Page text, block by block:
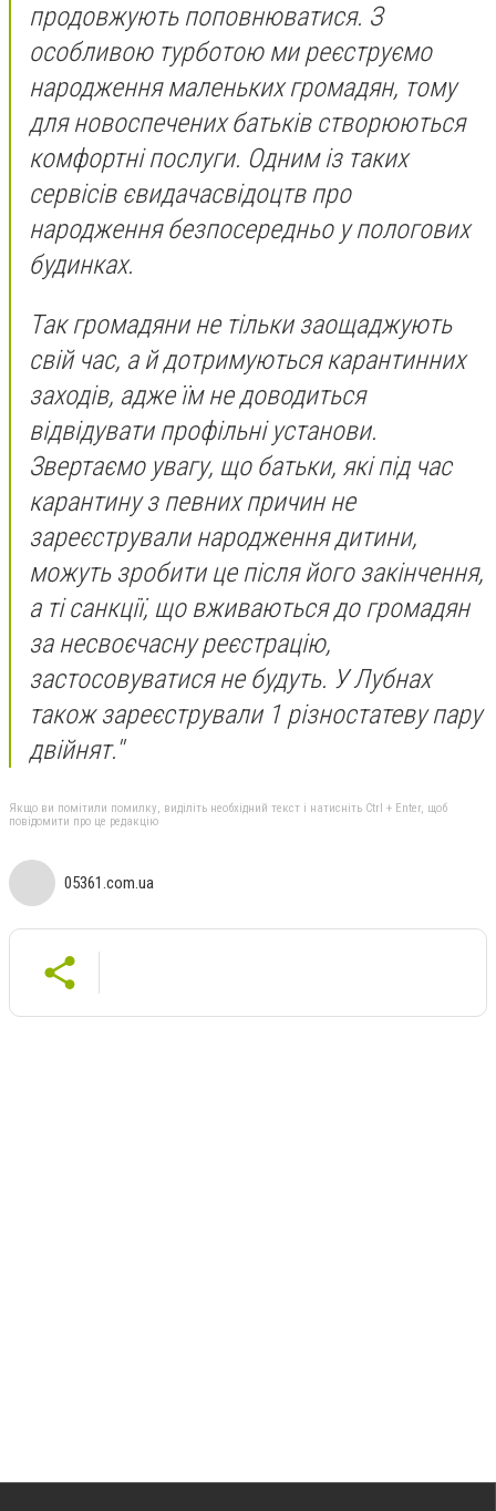
продовжують поповнюватися. З
особливою турботою ми реєструємо
народження маленьких громадян, тому
для новоспечених батьків створюються
комфортні послуги. Одним із таких
сервісів євидачасвідоцтв про
народження безпосередньо у пологових
будинках.
Так громадяни не тільки заощаджують
свій час, а й дотримуються карантинних
заходів, адже їм не доводиться
відвідувати профільні установи.
Звертаємо увагу, що батьки, які під час
карантину з певних причин не
зареєстрували народження дитини,
можуть зробити це після його закінчення,
а ті санкції, що вживаються до громадян
за несвоєчасну реєстрацію,
застосовуватися не будуть. У Лубнах
також зареєстрували 1 різностатеву пару
двійнят.''
Якщо ви помітили помилку, виділіть необхідний текст і натисніть Ctrl + Enter, щоб
повідомити про це редакцію
05361.com.ua